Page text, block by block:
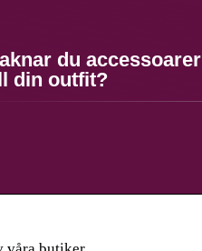
du accessoarer
din outfit?